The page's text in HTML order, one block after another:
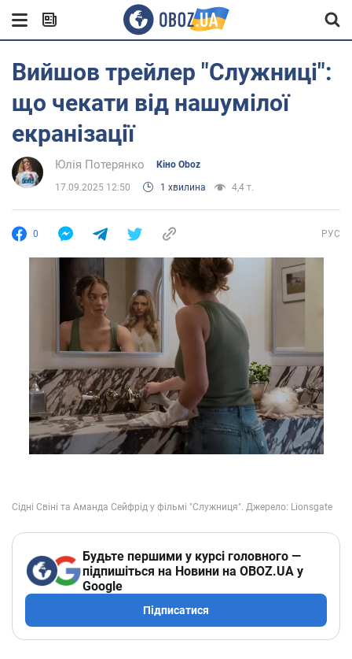
Вийшов трейлер "Служниці":
що чекати від нашумілої
екранізації
Юлія Потерянко Кіно Oboz
17.09.2025 12:50 1 хвилина 4,4 т.
0 РУС
Будьте першими у курсі головного —
підпишіться на Новини на OBOZ.UA у
Google
Підписатися